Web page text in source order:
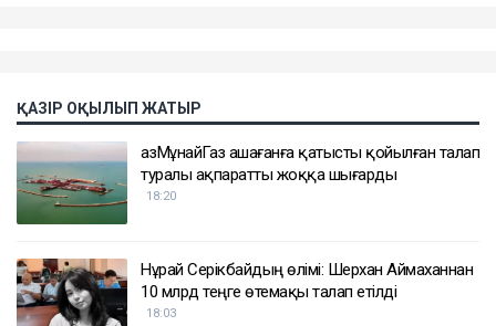
ҚАЗІР ОҚЫЛЫП ЖАТЫР
ҚазМұнайГаз Қашағанға қатысты қойылған талап
туралы ақпаратты жоққа шығарды
18:20
Нұрай Серікбайдың өлімі: Шерхан Аймаханнан
10 млрд теңге өтемақы талап етілді
18:03